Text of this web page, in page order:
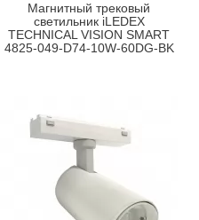
Магнитный трековый
светильник iLEDEX
TECHNICAL VISION SMART
4825-049-D74-10W-60DG-BK